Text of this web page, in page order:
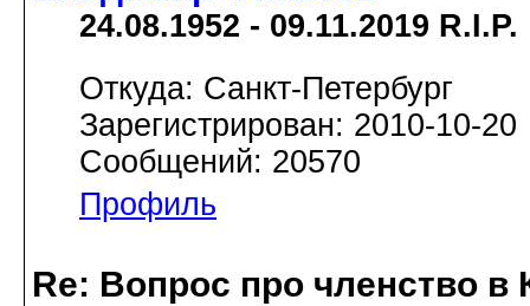
24.08.1952 - 09.11.2019 R.I.P.
Откуда: Санкт-Петербург
Зарегистрирован: 2010-10-20
Сообщений: 20570
Профиль
Re: Вопрос про членство в